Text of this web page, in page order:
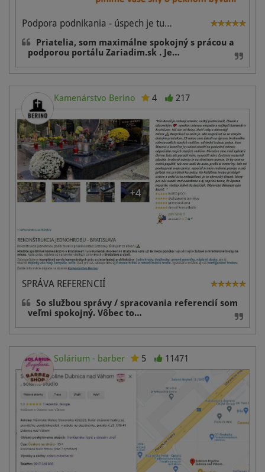
Podpora podnikania - úspech je tu…
Priatelia, som maximálne spokojný s prácou a
podporou portálu Zariadim.sk . Je…
Kamenárstvo Berino 4 217
SPRÁVA REFERENCIÍ
So službou správy / spracovania referencií som
veľmi spokojný. Vôbec to…
Solárium - barber 5 11471